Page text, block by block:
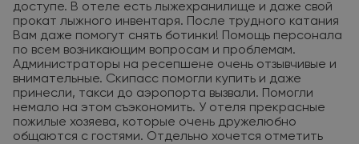
доступе. В отеле есть лыжехранилище и даже свой
прокат лыжного инвентаря. После трудного катания
Вам даже помогут снять ботинки! Помощь персонала
по всем возникающим вопросам и проблемам.
Администраторы на ресепшене очень отзывчивые и
внимательные. Скипасс помогли купить и даже
принесли, такси до аэропорта вызвали. Помогли
немало на этом съэкономить. У отеля прекрасные
пожилые хозяева, которые очень дружелюбно
общаются с гостями. Отдельно хочется отметить